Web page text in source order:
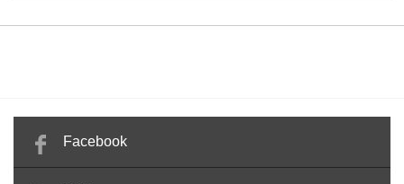
Facebook